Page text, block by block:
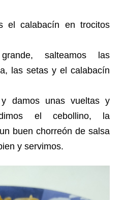
el calabacín en trocitos
salteamos las
las setas y el calabacín
damos unas vueltas y
el cebollino, la
buen chorreón de salsa
y servimos.